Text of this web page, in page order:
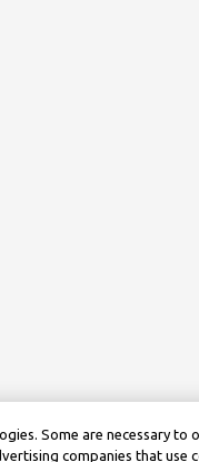
Some are necessary to
companies that use